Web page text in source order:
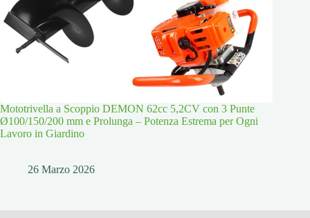
Mototrivella a Scoppio DEMON 62cc 5,2CV con 3 Punte
Ø100/150/200 mm e Prolunga – Potenza Estrema per Ogni
Lavoro in Giardino
26 Marzo 2026